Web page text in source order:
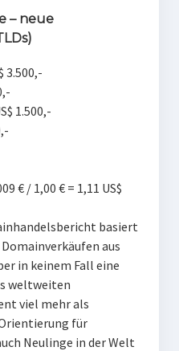
– neue
3.500,-
1.500,-
€ / 1,00 € = 1,11 US$
basiert
aus
in keinem Fall eine
weltweiten
viel mehr als
für
Neulinge in der Welt